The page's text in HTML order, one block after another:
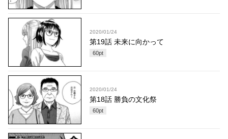
2020/01/24
第19話 未来に向かって
60pt
2020/01/24
第18話 勝負の文化祭
60pt